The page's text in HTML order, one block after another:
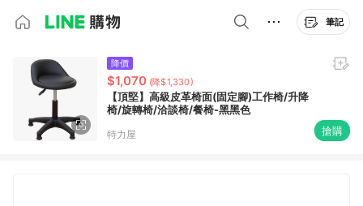
筆記
降價
$1,070 (降$1,330)
【頂堅】高級皮革椅面(固定腳)工作椅/升降
椅/旋轉椅/洽談椅/餐椅-黑黑色
特力屋 搶購